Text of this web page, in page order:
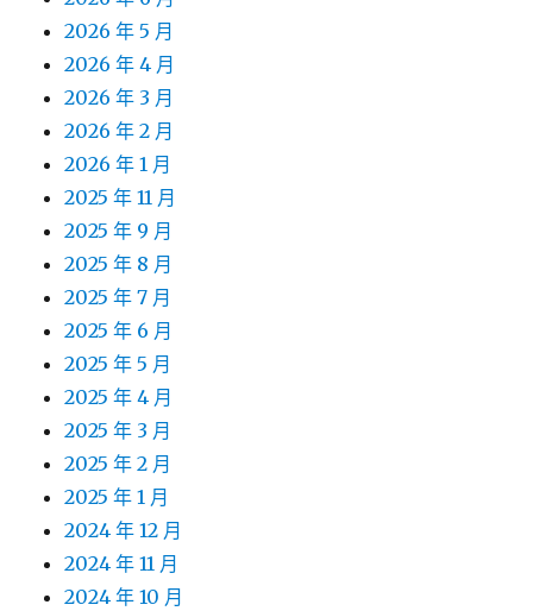
2026 年 5 月
2026 年 4 月
2026 年 3 月
2026 年 2 月
2026 年 1 月
2025 年 11 月
2025 年 9 月
2025 年 8 月
2025 年 7 月
2025 年 6 月
2025 年 5 月
2025 年 4 月
2025 年 3 月
2025 年 2 月
2025 年 1 月
2024 年 12 月
2024 年 11 月
2024 年 10 月